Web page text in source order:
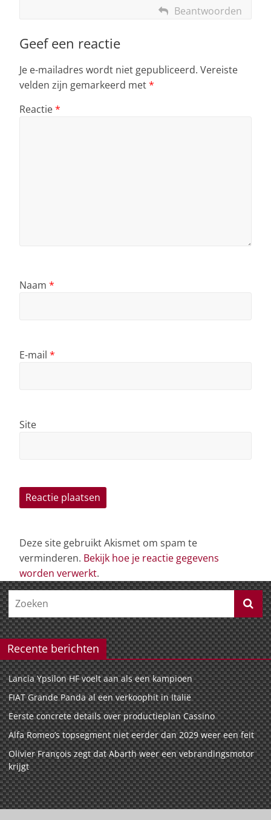
Beantwoorden
Geef een reactie
Je e-mailadres wordt niet gepubliceerd. Vereiste
velden zijn gemarkeerd met*
Reactie*
Naam *
E-mail *
Site
Deze site gebruikt Akismet om spam te
verminderen. Bekijk hoe je reactie gegevens
worden verwerkt.
Recente berichten
Lancia Ypsilon HF voelt aan als een kampioen
FIAT Grande Panda al een verkoophit in Italië
Eerste concrete details over productieplan Cassino
Alfa Romeo’s topsegment niet eerder dan 2029 weer een feit
Olivier François zegt dat Abarth weer een vebrandingsmotor
krijgt